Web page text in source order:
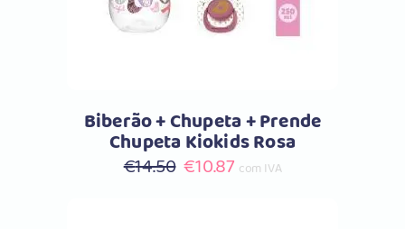
Biberão + Chupeta + Prende
Chupeta Kiokids Rosa
€14.50 O
€10.87Ocom IVA